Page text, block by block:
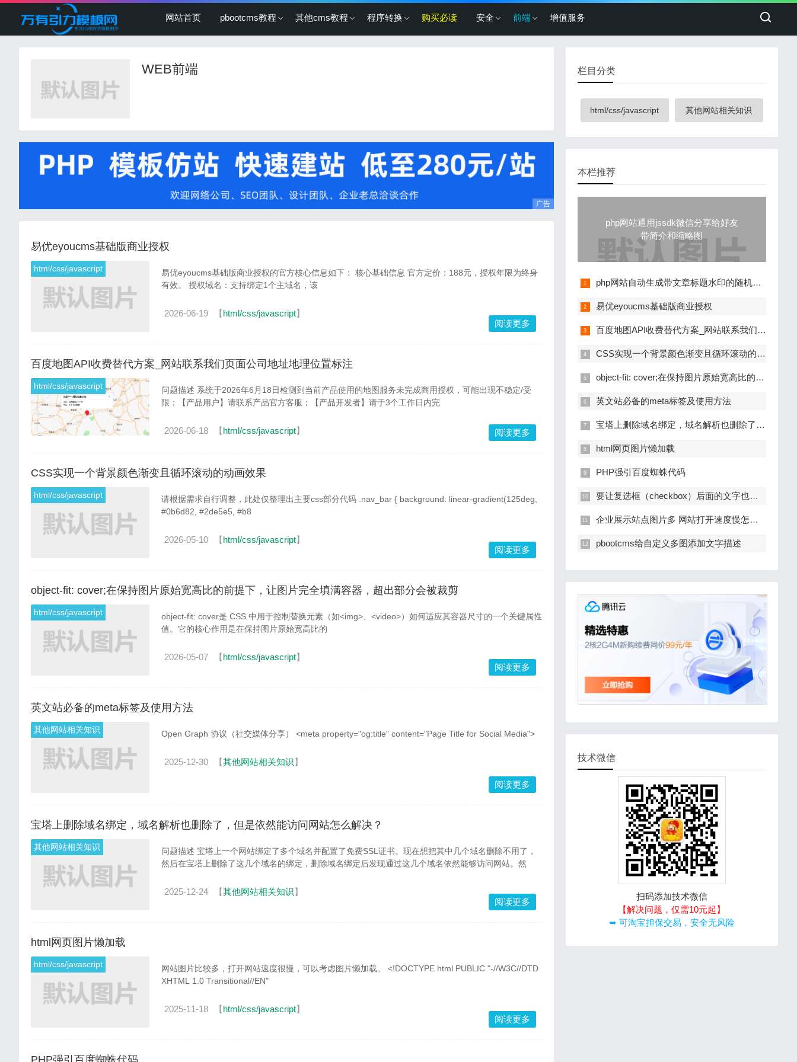
网站首页 pbootcms教程 其他cms教程 程序转换 购买必读 安全 前端 增值服务
WEB前端
广告
易优eyoucms基础版商业授权
html/css/javascript
易优eyoucms基础版商业授权的官方核心信息如下： 核心基础信息 ‌官方定价‌：‌188元‌，授权年限为‌终身
有效‌。 ‌授权域名‌：支持绑定1个主域名，该
2026-06-19 【html/css/javascript】
阅读更多
百度地图API收费替代方案_网站联系我们页面公司地址地理位置标注
html/css/javascript
问题描述 系统于2026年6月18日检测到当前产品使用的地图服务未完成商用授权，可能出现不稳定/受
限；【产品用户】请联系产品官方客服；【产品开发者】请于3个工作日内完
2026-06-18 【html/css/javascript】 阅读更多
CSS实现一个背景颜色渐变且循环滚动的动画效果
html/css/javascript
请根据需求自行调整，此处仅整理出主要css部分代码 .nav_bar { background: linear-gradient(125deg,
#0b6d82, #2de5e5, #b8
2026-05-10 【html/css/javascript】
阅读更多
object-fit: cover;在保持图片原始宽高比的前提下，让图片完全填满容器，超出部分会被裁剪
html/css/javascript
object-fit: cover是 CSS 中用于控制替换元素（如<img>、<video>）如何适应其容器尺寸的一个关键属性
值。它的核心作用是‌在保持图片原始宽高比的
2026-05-07 【html/css/javascript】
阅读更多
英文站必备的meta标签及使用方法
其他网站相关知识 Open Graph 协议（社交媒体分享） <meta property="og:title" content="Page Title for Social Media">
2025-12-30 【其他网站相关知识】
阅读更多
宝塔上删除域名绑定，域名解析也删除了，但是依然能访问网站怎么解决？
其他网站相关知识
问题描述 宝塔上一个网站绑定了多个域名并配置了免费SSL证书。现在想把其中几个域名删除不用了，
然后在宝塔上删除了这几个域名的绑定，删除域名绑定后发现通过这几个域名依然能够访问网站。然
2025-12-24 【其他网站相关知识】
阅读更多
html网页图片懒加载
html/css/javascript
网站图片比较多，打开网站速度很慢，可以考虑图片懒加载。 <!DOCTYPE html PUBLIC "-//W3C//DTD
XHTML 1.0 Transitional//EN"
2025-11-18 【html/css/javascript】
阅读更多
PHP强引百度蜘蛛代码
栏目分类
html/css/javascript 其他网站相关知识
本栏推荐
php网站通用jssdk微信分享给好友
带简介和缩略图
php网站自动生成带文章标题水印的随机缩略图
易优eyoucms基础版商业授权
百度地图API收费替代方案_网站联系我们页面公司地址地理位置标注
CSS实现一个背景颜色渐变且循环滚动的动画效果
object-fit: cover;在保持图片原始宽高比的前提下，让图片完全填满容器，超出部分会被裁剪
英文站必备的meta标签及使用方法
宝塔上删除域名绑定，域名解析也删除了，但是依然能访问网站怎么解决？
html网页图片懒加载
PHP强引百度蜘蛛代码
要让复选框（checkbox）后面的文字也能点击选中
企业展示站点图片多 网站打开速度慢怎么办？
pbootcms给自定义多图添加文字描述
技术微信
扫码添加技术微信
【解决问题，仅需10元起】
➥ 可淘宝担保交易，安全无风险